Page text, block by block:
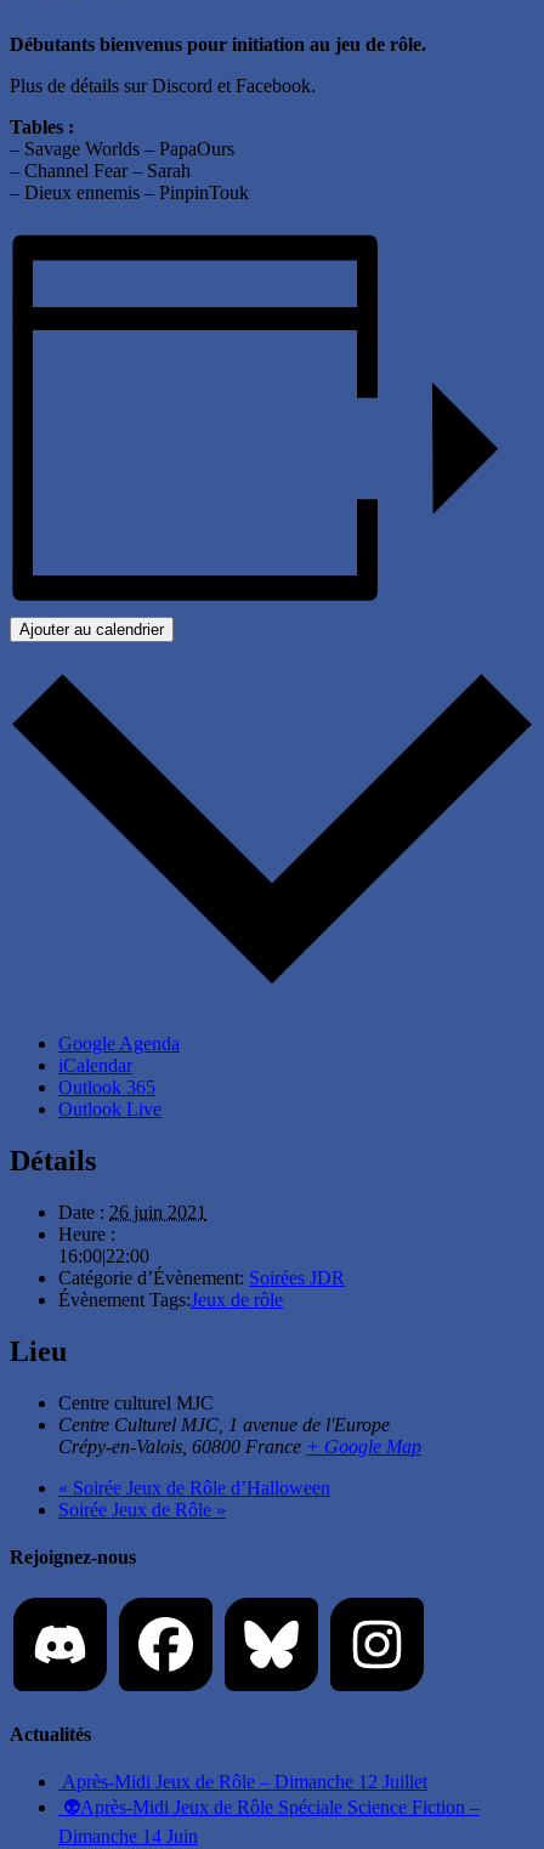
Débutants bienvenus pour initiation au jeu de rôle.
Plus de détails sur Discord et Facebook.
Tables :
– Savage Worlds – PapaOurs
– Channel Fear – Sarah
– Dieux ennemis – PinpinTouk
Ajouter au calendrier
Google Agenda
iCalendar
Outlook 365
Outlook Live
Détails
Date : 26 juin 2021
Heure :
16:00|22:00
Catégorie d’Évènement: Soirées JDR
Évènement Tags:Jeux de rôle
Lieu
Centre culturel MJC
Centre Culturel MJC, 1 avenue de l'Europe
Crépy-en-Valois 60800 France + Google Map
« Soirée Jeux de Rôle d’Halloween
Soirée Jeux de Rôle »
Rejoignez-nous
Actualités
Après-Midi Jeux de Rôle – Dimanche 12 Juillet
👽Après-Midi Jeux de Rôle Spéciale Science Fiction –
Dimanche 14 Juin